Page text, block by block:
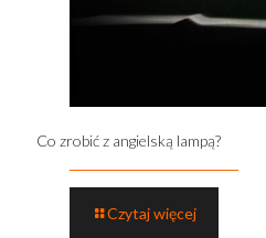
Co zrobić z angielską lampą?
Czytaj więcej